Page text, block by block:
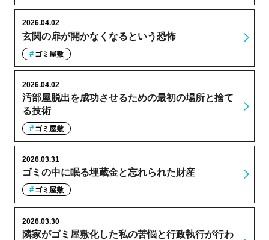
玄関の扉が開かなくなるという恐怖
2026.04.02
ゴミ屋敷
汚部屋脱出を成功させるための最初の場所と捨て
る技術
2026.04.02
ゴミ屋敷
ゴミの中に眠る埋蔵金と忘れられた財産
2026.03.31
ゴミ屋敷
隣家がゴミ屋敷化した私の苦悩と行政執行が行わ
2026.03.30